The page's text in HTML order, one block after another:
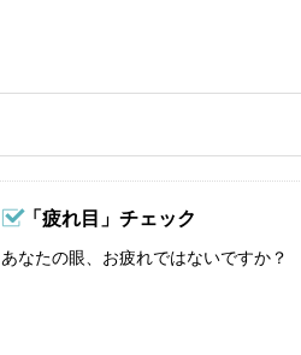
「疲れ目」チェック
あなたの眼、お疲れではないですか？